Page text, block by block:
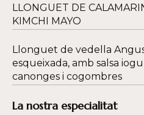
LLONGUET DE
KIMCHI MAYO
Llonguet de vedella
esqueixada, amb salsa
canonges i cogombres
La nostra especialitat